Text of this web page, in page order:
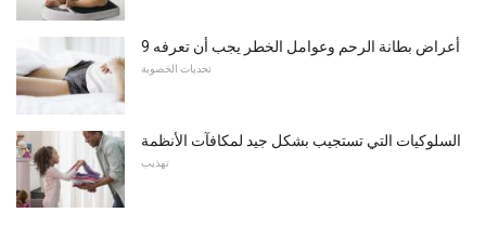
9 أعراض بطانة الرحم وعوامل الخطر يجب أن تعرفه
تحديات الخصوبة
السلوكيات التي تستجيب بشكل جيد لمكافآت الأنظمة
تهذيب